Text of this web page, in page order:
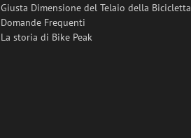
Giusta Dimensione del Telaio della Bicicletta
Domande Frequenti
La storia di Bike Peak